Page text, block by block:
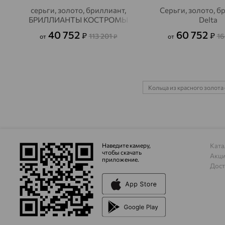
серьги, золото, бриллиант,
БРИЛЛИАНТЫ КОСТРОМЫ
от 40 752 ₽ 113 201₽
Серьги, золото,
Delta
от 60 752 ₽
Кольца из красного
Наведите камеру,
чтобы скачать
приложение.